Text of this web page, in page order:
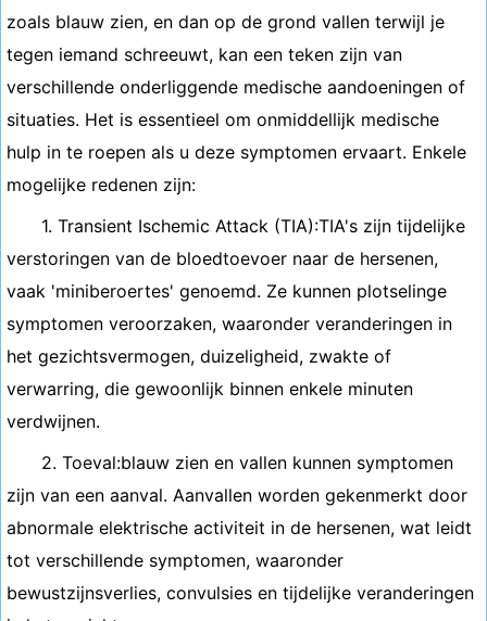
zoals blauw zien, en dan op de grond vallen terwijl je
tegen iemand schreeuwt, kan een teken zijn van
verschillende onderliggende medische aandoeningen of
situaties. Het is essentieel om onmiddellijk medische
hulp in te roepen als u deze symptomen ervaart. Enkele
mogelijke redenen zijn:
1. Transient Ischemic Attack (TIA):TIA's zijn tijdelijke
verstoringen van de bloedtoevoer naar de hersenen,
vaak 'miniberoertes' genoemd. Ze kunnen plotselinge
symptomen veroorzaken, waaronder veranderingen in
het gezichtsvermogen, duizeligheid, zwakte of
verwarring, die gewoonlijk binnen enkele minuten
verdwijnen.
2. Toeval:blauw zien en vallen kunnen symptomen
zijn van een aanval. Aanvallen worden gekenmerkt door
abnormale elektrische activiteit in de hersenen, wat leidt
tot verschillende symptomen, waaronder
bewustzijnsverlies, convulsies en tijdelijke veranderingen